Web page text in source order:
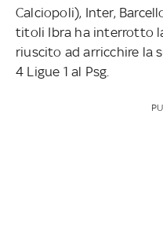
Calciopoli), Inter,
titoli Ibra ha interrotto
riuscito ad arricchire la
4 Ligue 1 al Psg.